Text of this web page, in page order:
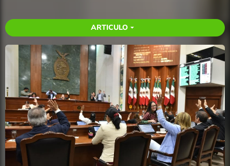
ARTICULO arrow_drop_down